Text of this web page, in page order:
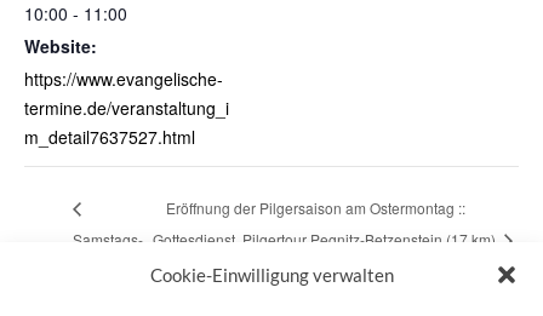
Cookie-Einwilligung verwalten
10:00 - 11:00
Website:
https://www.evangelische-
termine.de/veranstaltung_i
m_detail7637527.html
Samstags-
Eröffnung der Pilgersaison am Ostermontag ::
Gottesdienst. Pilgertour Pegnitz-Betzenstein (17 km)